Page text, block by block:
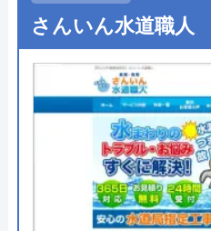
●出張見積もり
見積もり
伺いは致
●支払い方法
現金・集
トカード
―
●保証・保険 最大5年
さんいん水道職人